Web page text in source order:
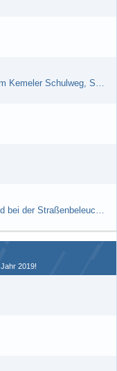
05. Entschleunigung des Verkehrs auf dem Kemeler Schulweg, Straße "Schäfers Resch"
13. Einsparung von Energie, CO² und Geld bei der Straßenbeleuchtung (Vorschlag von H. Rädiker, Laufenselden)
2019!